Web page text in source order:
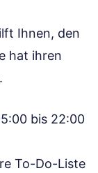
Ihnen, den
hat ihren
bis 22:00
To-Do-Liste